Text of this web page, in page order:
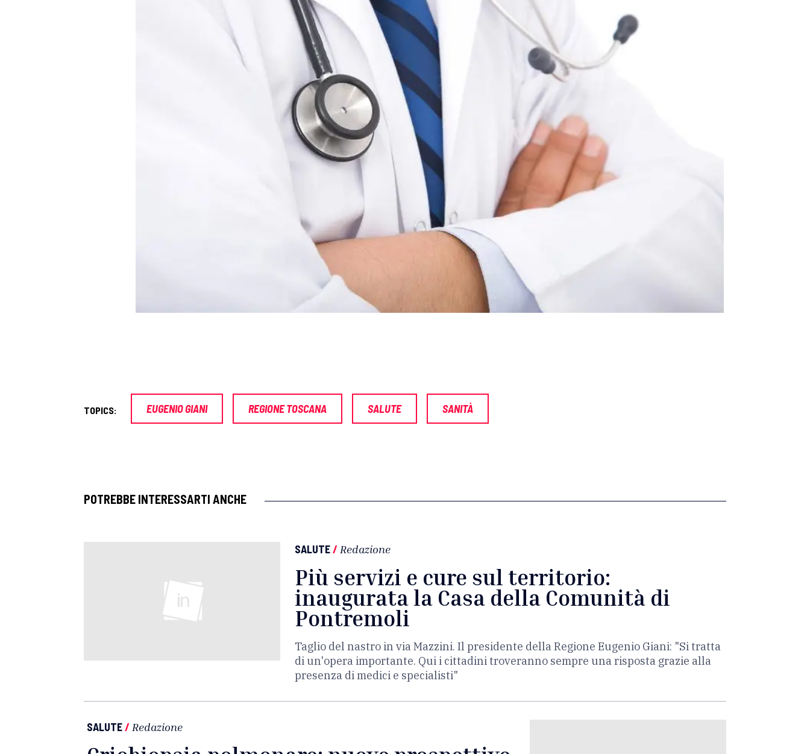
TOPICS: EUGENIO GIANI REGIONE TOSCANA SALUTE SANITÀ
POTREBBE INTERESSARTI ANCHE
SALUTE/ Redazione
Più servizi e cure sul territorio:
inaugurata la Casa della Comunità di
Pontremoli
Taglio del nastro in via Mazzini. Il presidente della Regione Eugenio Giani: "Si tratta
di un'opera importante. Qui i cittadini troveranno sempre una risposta grazie alla
presenza di medici e specialisti"
SALUTE/ Redazione